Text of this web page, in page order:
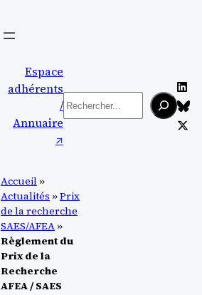
Espace
adhérents
/
Annuaire
↗︎
Rechercher
Accueil»
Actualités »Prix
de la recherche
SAES/AFEA»
Règlement du
Prix de la
Recherche
AFEA / SAES